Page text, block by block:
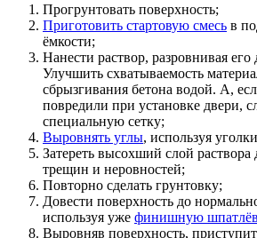
Прогрунтовать поверхность;
Приготовить стартовую смесь в
ёмкости;
Нанести раствор, разровнивая
Улучшить схватываемость
сбрызгивания бетона водой. А,
повредили при установке двери,
специальную сетку;
Выровнять углы, используя
Затереть высохший слой раствора
трещин и неровностей;
Повторно сделать грунтовку;
Довести поверхность до
используя уже финишную
Выровняв поверхность,